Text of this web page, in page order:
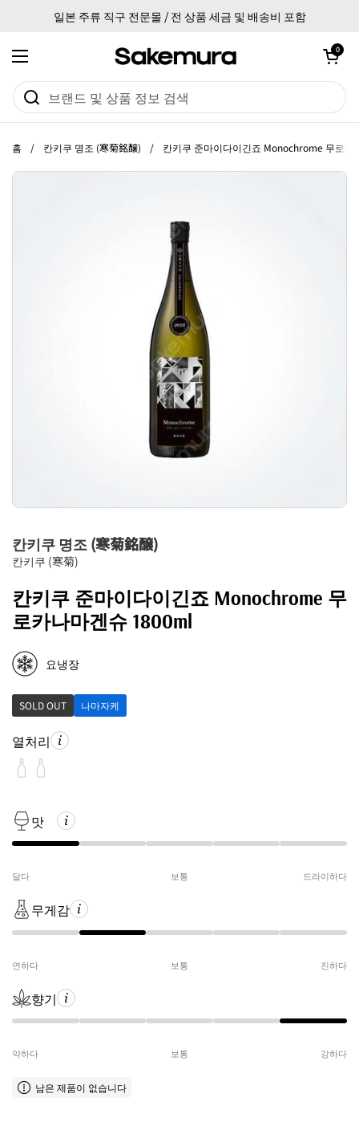
일본 주류 직구 전문몰 / 전 상품 세금 및 배송비 포함
메뉴 열기
카트 열기
0
홈 / 칸키쿠 명조 (寒菊銘醸) / 칸키쿠 준마이다이긴죠 Monochrome 무로카
칸키쿠 명조 (寒菊銘醸)
칸키쿠 (寒菊)
칸키쿠 준마이다이긴죠 Monochrome 무
로카나마겐슈 1800ml
요냉장
SOLD OUT 나마자케
열처리
맛
달다 보통 드라이하다
무게감
연하다 보통 진하다
향기
약하다 보통 강하다
남은 제품이 없습니다